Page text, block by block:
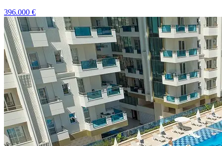
396.000 €